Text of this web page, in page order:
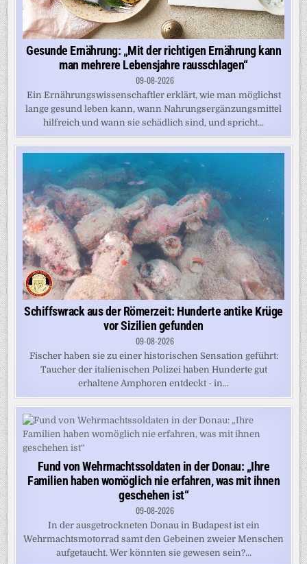
Gesunde Ernährung: „Mit der richtigen Ernährung kann
man mehrere Lebensjahre rausschlagen“
09-08-2026
Ein Ernährungswissenschaftler erklärt, wie man möglichst
lange gesund leben kann, wann Nahrungsergänzungsmittel
hilfreich und wann sie schädlich sind, und spricht...
Schiffswrack aus der Römerzeit: Hunderte antike Krüge
vor Sizilien gefunden
09-08-2026
Fischer haben sie zu einer historischen Sensation geführt:
Taucher der italienischen Polizei haben Hunderte gut
erhaltene Amphoren entdeckt - in...
Fund von Wehrmachtssoldaten in der Donau: „Ihre
Familien haben womöglich nie erfahren, was mit ihnen
geschehen ist“
09-08-2026
In der ausgetrockneten Donau in Budapest ist ein
Wehrmachtsmotorrad samt den Gebeinen zweier Menschen
aufgetaucht. Wer könnten sie gewesen sein?...